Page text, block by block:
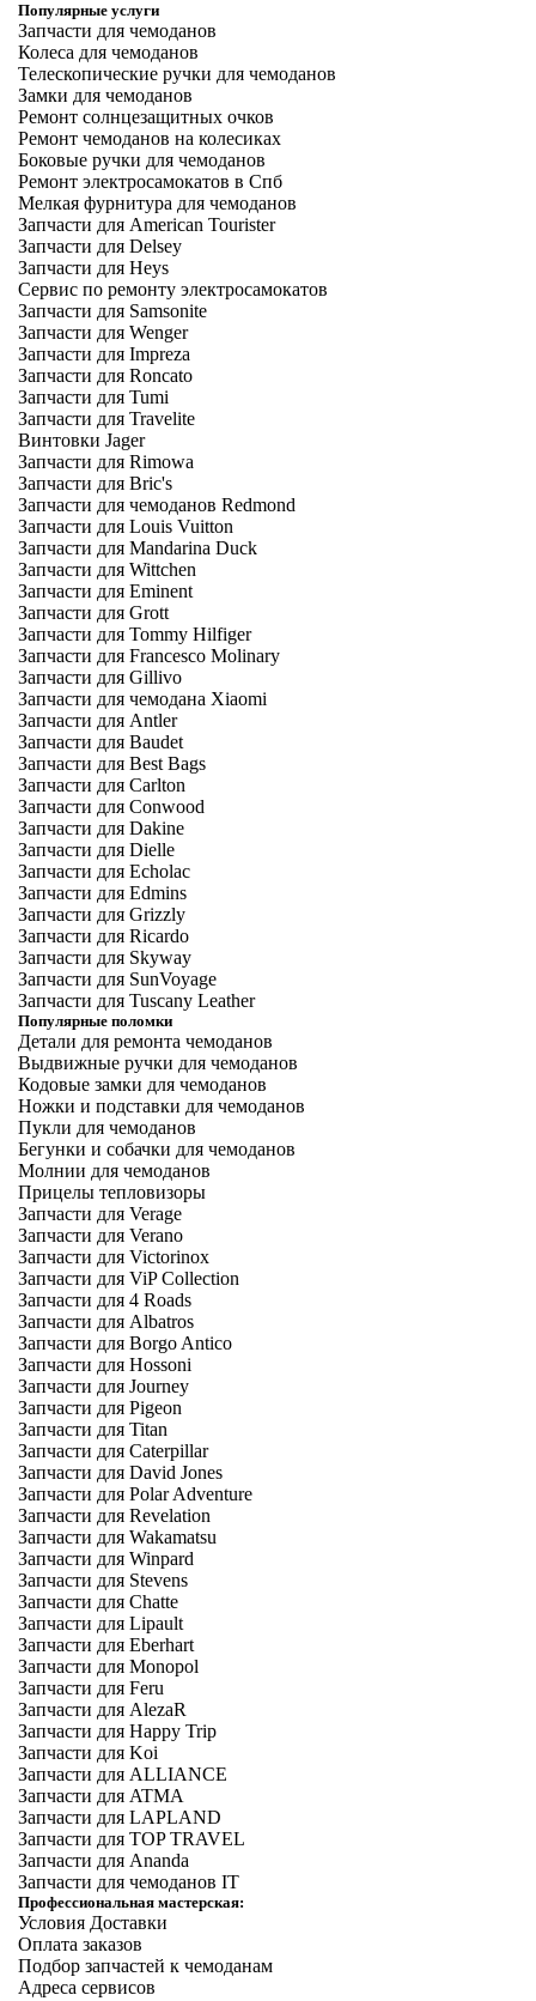
Популярные услуги
Запчасти для чемоданов
Колеса для чемоданов
Телескопические ручки для чемоданов
Замки для чемоданов
Ремонт солнцезащитных очков
Ремонт чемоданов на колесиках
Боковые ручки для чемоданов
Ремонт электросамокатов в Спб
Мелкая фурнитура для чемоданов
Запчасти для American Tourister
Запчасти для Delsey
Запчасти для Heys
Сервис по ремонту электросамокатов
Запчасти для Samsonite
Запчасти для Wenger
Запчасти для Impreza
Запчасти для Roncato
Запчасти для Tumi
Запчасти для Travelite
Винтовки Jager
Запчасти для Rimowa
Запчасти для Bric's
Запчасти для чемоданов Redmond
Запчасти для Louis Vuitton
Запчасти для Mandarina Duck
Запчасти для Wittchen
Запчасти для Eminent
Запчасти для Grott
Запчасти для Tommy Hilfiger
Запчасти для Francesco Molinary
Запчасти для Gillivo
Запчасти для чемодана Xiaomi
Запчасти для Antler
Запчасти для Baudet
Запчасти для Best Bags
Запчасти для Carlton
Запчасти для Conwood
Запчасти для Dakine
Запчасти для Dielle
Запчасти для Echolac
Запчасти для Edmins
Запчасти для Grizzly
Запчасти для Ricardo
Запчасти для Skyway
Запчасти для SunVoyage
Запчасти для Tuscany Leather
Популярные поломки
Детали для ремонта чемоданов
Выдвижные ручки для чемоданов
Кодовые замки для чемоданов
Ножки и подставки для чемоданов
Пукли для чемоданов
Бегунки и собачки для чемоданов
Молнии для чемоданов
Прицелы тепловизоры
Запчасти для Verage
Запчасти для Verano
Запчасти для Victorinox
Запчасти для ViP Collection
Запчасти для 4 Roads
Запчасти для Albatros
Запчасти для Borgo Antico
Запчасти для Hossoni
Запчасти для Journey
Запчасти для Pigeon
Запчасти для Titan
Запчасти для Caterpillar
Запчасти для David Jones
Запчасти для Polar Adventure
Запчасти для Revelation
Запчасти для Wakamatsu
Запчасти для Winpard
Запчасти для Stevens
Запчасти для Chatte
Запчасти для Lipault
Запчасти для Eberhart
Запчасти для Monopol
Запчасти для Feru
Запчасти для AlezaR
Запчасти для Happy Trip
Запчасти для Koi
Запчасти для ALLIANCE
Запчасти для ATMA
Запчасти для LAPLAND
Запчасти для TOP TRAVEL
Запчасти для Ananda
Запчасти для чемоданов IT
Профессиональная мастерская:
Условия Доставки
Оплата заказов
Подбор запчастей к чемоданам
Адреса сервисов